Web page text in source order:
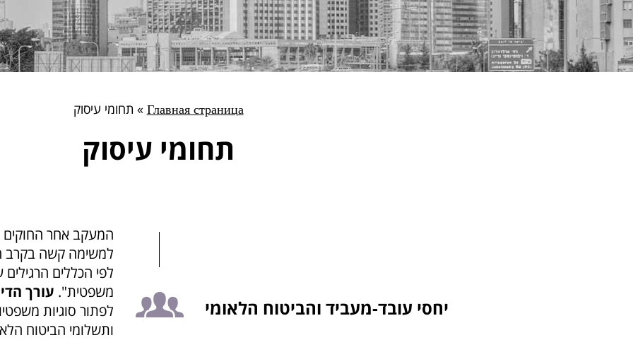
Главная страница
» תחומי עיסוק
תחומי עיסוק
יחסי עובד-מעביד והביטוח הלאומי
המעקב אחר החוקים
למשימה קשה בקרב
לפי הכללים
משפטית". עורך
לפתור סוגיות
ותשלומי הביטוח